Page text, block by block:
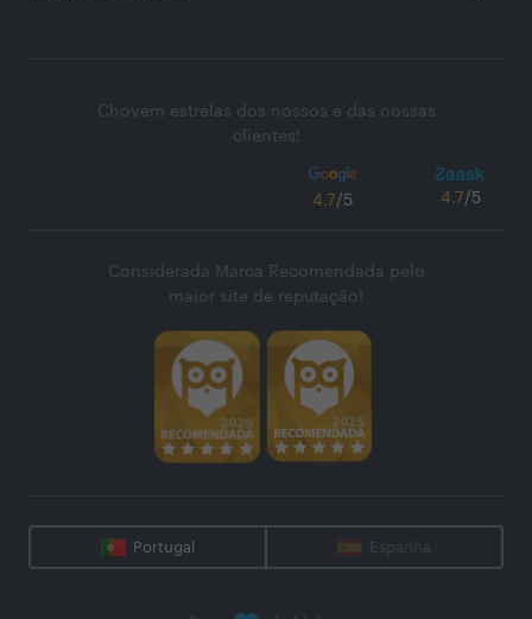
Chovem estrelas dos nossos e das nossas
clientes!
4.7/5 4.7/5
Considerada Marca Recomendada pelo
maior site de reputação!
Portugal Espanha